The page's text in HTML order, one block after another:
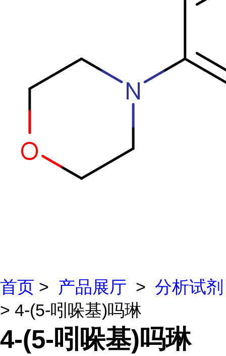
首页 > 产品展厅 > 分析试剂
> 4-(5-吲哚基)吗琳
4-(5-吲哚基)吗琳